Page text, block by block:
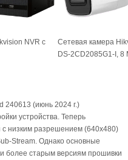
NVR с
Сетевая камера
DS-2CD2085G1-I, 8
240613 (июнь 2024 г.)
устройства. Теперь
с низким разрешением (640x480)
Stream. Однако основные
более старым версиям прошивки